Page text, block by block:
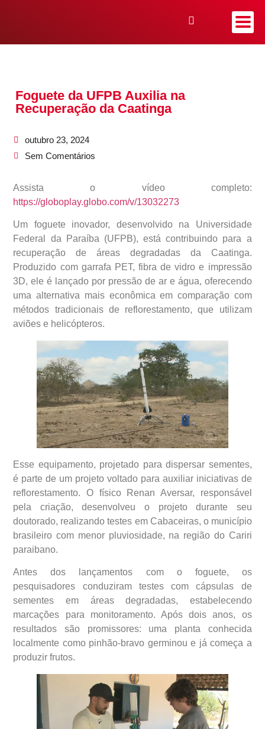
Foguete da UFPB Auxilia na
Recuperação da Caatinga
outubro 23, 2024
Sem Comentários
Assista o vídeo completo:
https://globoplay.globo.com/v/13032273
Um foguete inovador, desenvolvido na Universidade
Federal da Paraíba (UFPB), está contribuindo para a
recuperação de áreas degradadas da Caatinga.
Produzido com garrafa PET, fibra de vidro e impressão
3D, ele é lançado por pressão de ar e água, oferecendo
uma alternativa mais econômica em comparação com
métodos tradicionais de reflorestamento, que utilizam
aviões e helicópteros.
Esse equipamento, projetado para dispersar sementes,
é parte de um projeto voltado para auxiliar iniciativas de
reflorestamento. O físico Renan Aversar, responsável
pela criação, desenvolveu o projeto durante seu
doutorado, realizando testes em Cabaceiras, o município
brasileiro com menor pluviosidade, na região do Cariri
paraibano.
Antes dos lançamentos com o foguete, os
pesquisadores conduziram testes com cápsulas de
sementes em áreas degradadas, estabelecendo
marcações para monitoramento. Após dois anos, os
resultados são promissores: uma planta conhecida
localmente como pinhão-bravo germinou e já começa a
produzir frutos.